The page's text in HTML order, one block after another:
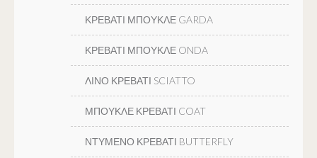
ΚΡΕΒΑΤΙ ΜΠΟΥΚΛΕ GARDA
ΚΡΕΒΑΤΙ ΜΠΟΥΚΛΕ ONDA
ΛΙΝΟ ΚΡΕΒΑΤΙ SCIATTO
ΜΠΟΥΚΛΕ ΚΡΕΒΑΤΙ COAT
ΝΤΥΜΕΝΟ ΚΡΕΒΑΤΙ BUTTERFLY